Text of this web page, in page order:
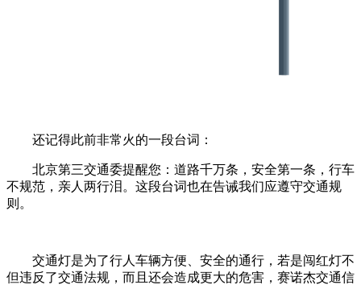
还记得此前非常火的一段台词：
北京第三交通委提醒您：道路千万条，安全第一条，行车
不规范，亲人两行泪。这段台词也在告诫我们应遵守交通规
则。
交通灯是为了行人车辆方便、安全的通行，若是闯红灯不
但违反了交通法规，而且还会造成更大的危害，赛诺杰交通信